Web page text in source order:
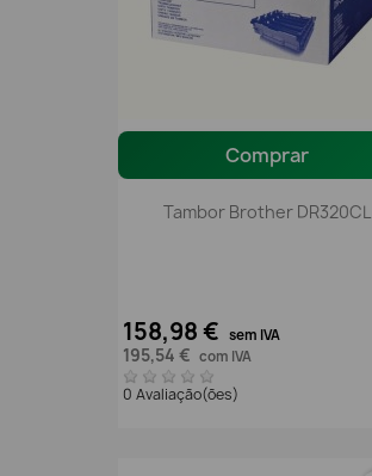
Comprar
Tambor Brother DR320CL
158,98 € sem IVA
195,54 € com IVA
0 Avaliação(ões)